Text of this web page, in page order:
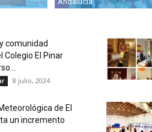
comunidad
Colegio El Pinar
8 julio, 2024
de El
un incremento